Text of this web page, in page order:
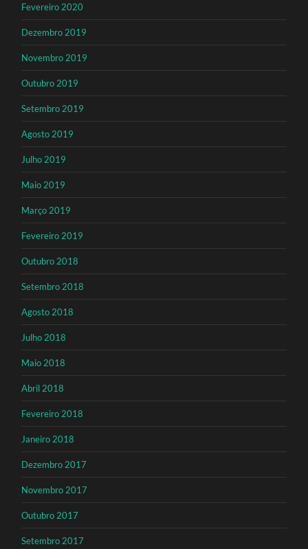
Fevereiro 2020
Dezembro 2019
Novembro 2019
Outubro 2019
Setembro 2019
Agosto 2019
Julho 2019
Maio 2019
Março 2019
Fevereiro 2019
Outubro 2018
Setembro 2018
Agosto 2018
Julho 2018
Maio 2018
Abril 2018
Fevereiro 2018
Janeiro 2018
Dezembro 2017
Novembro 2017
Outubro 2017
Setembro 2017